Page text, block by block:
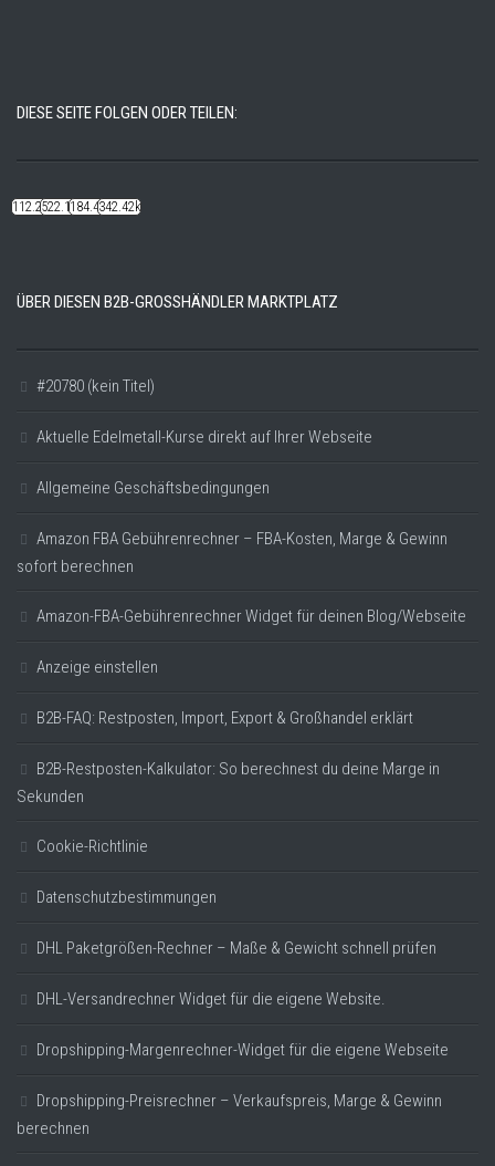
DIESE SEITE FOLGEN ODER TEILEN:
112.22k522.14k184.48k342.42k
ÜBER DIESEN B2B-GROSSHÄNDLER MARKTPLATZ
#20780 (kein Titel)
Aktuelle Edelmetall-Kurse direkt auf Ihrer Webseite
Allgemeine Geschäftsbedingungen
Amazon FBA Gebührenrechner – FBA-Kosten, Marge & Gewinn
sofort berechnen
Amazon-FBA-Gebührenrechner Widget für deinen Blog/Webseite
Anzeige einstellen
B2B-FAQ: Restposten, Import, Export & Großhandel erklärt
B2B-Restposten-Kalkulator: So berechnest du deine Marge in
Sekunden
Cookie-Richtlinie
Datenschutzbestimmungen
DHL Paketgrößen-Rechner – Maße & Gewicht schnell prüfen
DHL-Versandrechner Widget für die eigene Website.
Dropshipping-Margenrechner-Widget für die eigene Webseite
Dropshipping-Preisrechner – Verkaufspreis, Marge & Gewinn
berechnen